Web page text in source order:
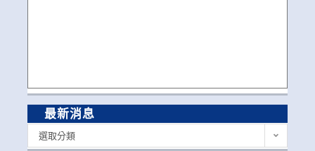
最新消息
選取分類